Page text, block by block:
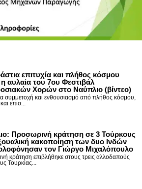
επιτυχία και πλήθος κόσμου
η αυλαία του 7ου Φεστιβάλ
Χορών στο Ναύπλιο (βίντεο)
συμμετοχή και ενθουσιασμό από πλήθος κόσμου,
επισ...
Προσωρινή κράτηση σε 3 Τούρκους
κακοποίηση των δυο Ινδών
τον Γιώργο Μιχαλόπουλο
κράτηση επιβλήθηκε στους τρεις αλλοδαπούς
Τουρκίας...